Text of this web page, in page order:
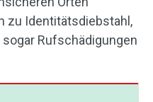
zu Identitätsdiebstahl,
Rufschädigungen